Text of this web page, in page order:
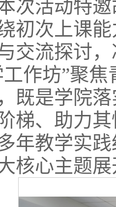
次活动特
初次上课
交流探讨
工作坊”聚
既是学院
梯、助力
年教学实
核心主题